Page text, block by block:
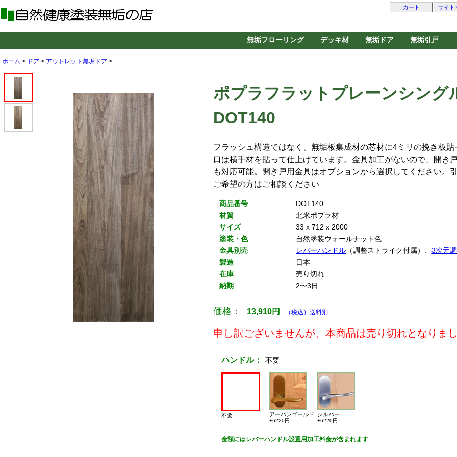
ホーム > ドア > アウトレット無垢ドア >
ポプラフラットプレーンシング
DOT140
フラッシュ構造ではなく、無垢板集成材の芯材に4ミリの挽き板貼
口は横手材を貼って仕上げています。金具加工がないので、開き
も対応可能。開き戸用金具はオプションから選択してください。
ご希望の方はご相談ください
商品番号
DOT140
材質
北米ポプラ材
サイズ
33 x 712 x 2000
塗装・色
自然塗装ウォールナット色
金具別売
レバーハンドル （調整ストライク付属）、3次元
製造
日本
在庫
売り切れ
納期
2〜3日
価格： 13,910円 （税込）送料別
申し訳ございませんが、本商品は売り切れとなりま
ハンドル： 不要
不要 アーバンゴールド
+6220円
シルバー
+6220円
金額にはレバーハンドル設置用加工料金が含まれます
カート サイト
無垢フローリング デッキ材 無垢ドア 無垢引戸